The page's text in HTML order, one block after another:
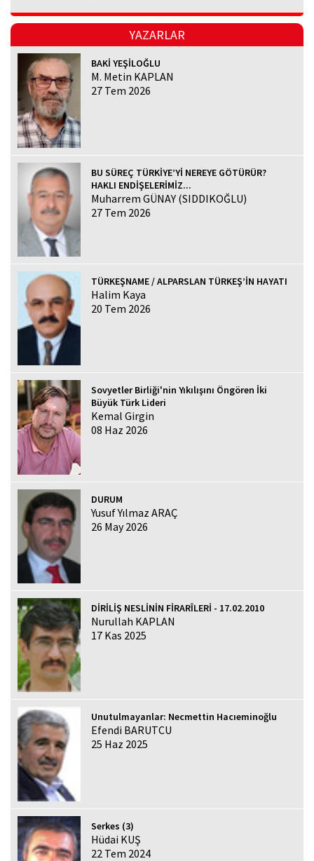
YAZARLAR
BAKİ YEŞİLOĞLU
M. Metin KAPLAN
27 Tem 2026
BU SÜREÇ TÜRKİYE’Yİ NEREYE GÖTÜRÜR?
HAKLI ENDİŞELERİMİZ...
Muharrem GÜNAY (SIDDIKOĞLU)
27 Tem 2026
TÜRKEŞNAME / ALPARSLAN TÜRKEŞ’İN HAYATI
Halim Kaya
20 Tem 2026
Sovyetler Birliği'nin Yıkılışını Öngören İki
Büyük Türk Lideri
Kemal Girgin
08 Haz 2026
DURUM
Yusuf Yılmaz ARAÇ
26 May 2026
DİRİLİŞ NESLİNİN FİRARÎLERİ - 17.02.2010
Nurullah KAPLAN
17 Kas 2025
Unutulmayanlar: Necmettin Hacıeminoğlu
Efendi BARUTCU
25 Haz 2025
Serkes (3)
Hüdai KUŞ
22 Tem 2024